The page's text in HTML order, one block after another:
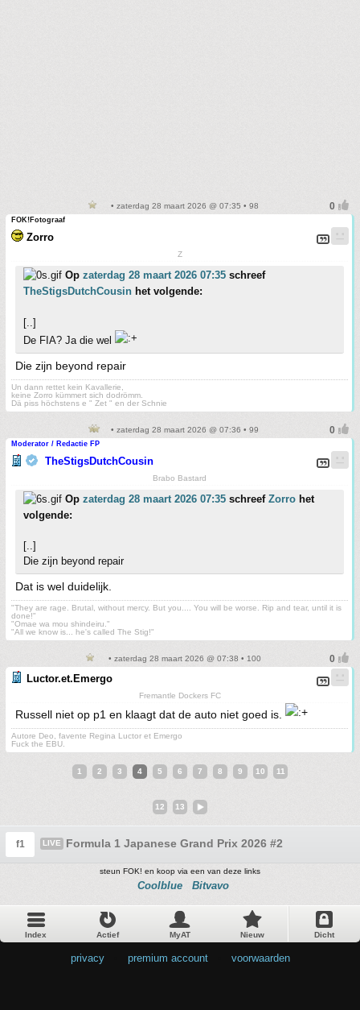
• zaterdag 28 maart 2026 @ 07:35 • 98
FOK!Fotograaf
Zorro
Z
Op zaterdag 28 maart 2026 07:35 schreef
TheStigsDutchCousin het volgende:
[..]
De FIA? Ja die wel
Die zijn beyond repair
Un dann rettet kein Kavallerie,
keine Zorro kümmert sich dodrömm.
Dä piss höchstens e " Zet " en der Schnie
• zaterdag 28 maart 2026 @ 07:36 • 99
Moderator / Redactie FP
TheStigsDutchCousin
Brabo Bastard
Op zaterdag 28 maart 2026 07:35 schreef Zorro het
volgende:
[..]
Die zijn beyond repair
Dat is wel duidelijk.
"They are rage. Brutal, without mercy. But you.... You will be worse. Rip and tear, until it is
done!"
"Omae wa mou shindeiru."
"All we know is... he's called The Stig!"
• zaterdag 28 maart 2026 @ 07:38 • 100
Luctor.et.Emergo
Fremantle Dockers FC
Russell niet op p1 en klaagt dat de auto niet goed is.
Autore Deo, favente Regina Luctor et Emergo
Fuck the EBU.
1 2 3 4 5 6 7 8 9 10 11
12 13
f1 LIVE Formula 1 Japanese Grand Prix 2026 #2
steun FOK! en koop via een van deze links
Coolblue Bitvavo
Index Actief MyAT Nieuw Dicht
privacy premium account voorwaarden